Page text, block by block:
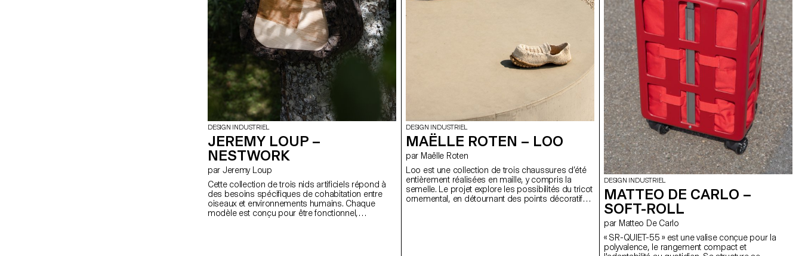
DESIGN INDUSTRIEL
JEREMY LOUP –
NESTWORK
par Jeremy Loup
Cette collection de trois nids artificiels répond à
des besoins spécifiques de cohabitation entre
oiseaux et environnements humains. Chaque
modèle est conçu pour être fonctionnel,
DESIGN INDUSTRIEL
MAËLLE ROTEN – LOO
par Maëlle Roten
Loo est une collection de trois chaussures d’été
entièrement réalisées en maille, y compris la
semelle. Le projet explore les possibilités du tricot
ornemental, en détournant des points décoratifs
DESIGN INDUSTRIEL
MATTEO DE CARLO –
SOFT-ROLL
par Matteo De Carlo
« SR-QUIET-55 » est une valise conçue pour la
polyvalence, le rangement compact et